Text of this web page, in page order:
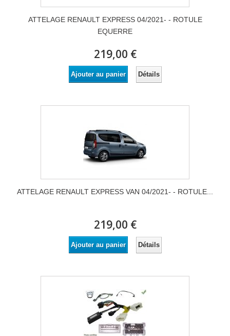
ATTELAGE RENAULT EXPRESS 04/2021- - ROTULE
EQUERRE
219,00 €
Ajouter au panier Détails
ATTELAGE RENAULT EXPRESS VAN 04/2021- - ROTULE...
219,00 €
Ajouter au panier Détails